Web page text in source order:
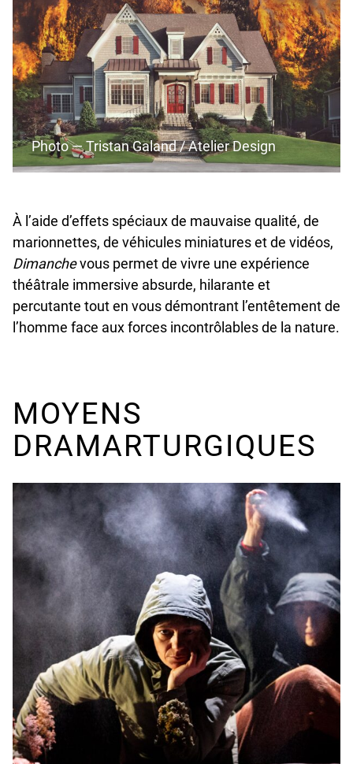
Photo — Tristan Galand / Atelier Design
À l’aide d’effets spéciaux de mauvaise qualité, de
marionnettes, de véhicules miniatures et de vidéos,
Dimanchevous permet de vivre une expérience
théâtrale immersive absurde, hilarante et
percutante tout en vous démontrant l’entêtement de
l’homme face aux forces incontrôlables de la nature.
MOYENS
DRAMARTURGIQUES